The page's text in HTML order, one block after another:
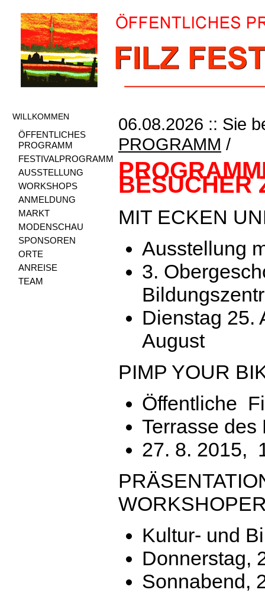
WILLKOMMEN
ÖFFENTLICHES
PROGRAMM
FESTIVALPROGRAMM
AUSSTELLUNG
WORKSHOPS
ANMELDUNG
MARKT
MODENSCHAU
SPONSOREN
ORTE
ANREISE
TEAM
06.08.2026 :: Sie
PROGRAMM /
BESUCHER
MIT ECKEN
Ausstellung
3.
Dienstag 25.
August
PIMP YOUR
Öffentliche
Terrasse des
27. 8. 2015,
Kultur- und
Donnerstag,
Sonnabend,